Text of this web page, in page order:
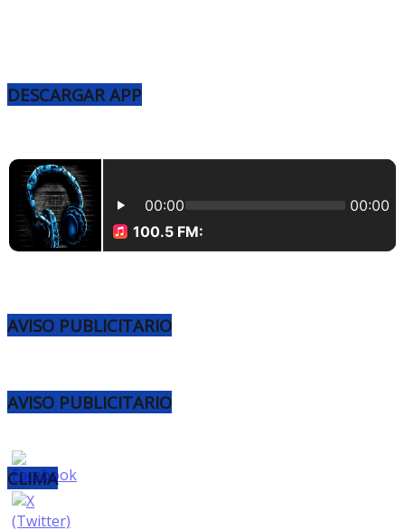
DESCARGAR APP
AVISO PUBLICITARIO
AVISO PUBLICITARIO
CLIMA